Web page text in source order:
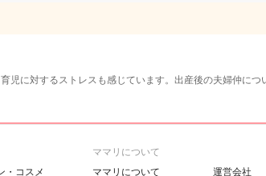
児に対するストレスも感じています。出産後の夫婦仲につ
・コスメ
ママリについて
ママリについて
運営会社